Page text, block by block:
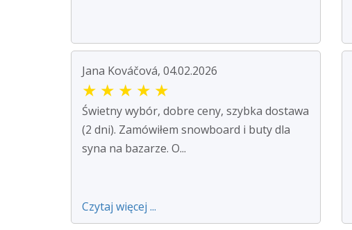
Jana Kováčová, 04.02.2026
★ ★ ★ ★ ★
Świetny wybór, dobre ceny, szybka dostawa
(2 dni). Zamówiłem snowboard i buty dla
syna na bazarze. O...
Czytaj więcej ...